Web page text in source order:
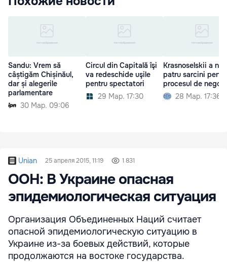
Sandu: Vrem să
câștigăm Chișinăul,
dar și alegerile
parlamentare
30 Мар. 09:06
Circul din Capitală îşi
va redeschide uşile
pentru spectatori
29 Мар. 17:30
Krasnoselskii a
patru sarcini
procesul de
28 Мар. 17:36
Unian 25 апреля 2015, 11:19 1 831
ООН: В Украине опасная
эпидемиологическая ситуация
Организация Объединенных Наций считает
опасной эпидемиологическую ситуацию в
Украине из-за боевых действий, которые
продолжаются на востоке государства.